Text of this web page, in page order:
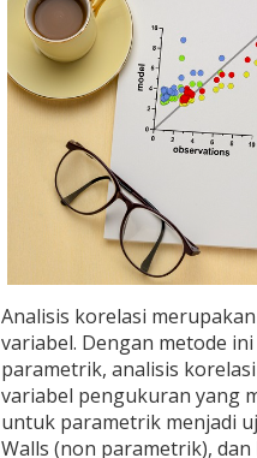
Analisis korelasi
variabel. Dengan metode
parametrik, analisis
variabel pengukuran yang
untuk parametrik menjadi
Walls (non parametrik), dan